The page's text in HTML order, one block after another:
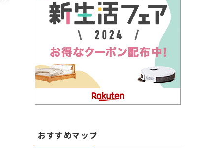
おすすめマップ